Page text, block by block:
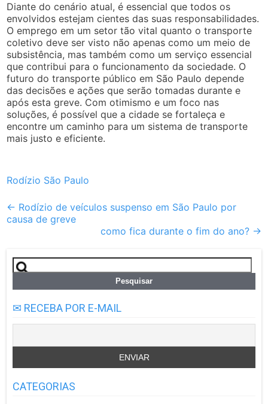
Diante do cenário atual, é essencial que todos os
envolvidos estejam cientes das suas responsabilidades.
O emprego em um setor tão vital quanto o transporte
coletivo deve ser visto não apenas como um meio de
subsistência, mas também como um serviço essencial
que contribui para o funcionamento da sociedade. O
futuro do transporte público em São Paulo depende
das decisões e ações que serão tomadas durante e
após esta greve. Com otimismo e um foco nas
soluções, é possível que a cidade se fortaleça e
encontre um caminho para um sistema de transporte
mais justo e eficiente.
Rodízio São Paulo
Post
navigation
← Rodízio de veículos suspenso em São Paulo por
causa de greve
como fica durante o fim do ano? →
Pesquisar
por:
✉ RECEBA POR E-MAIL
CATEGORIAS